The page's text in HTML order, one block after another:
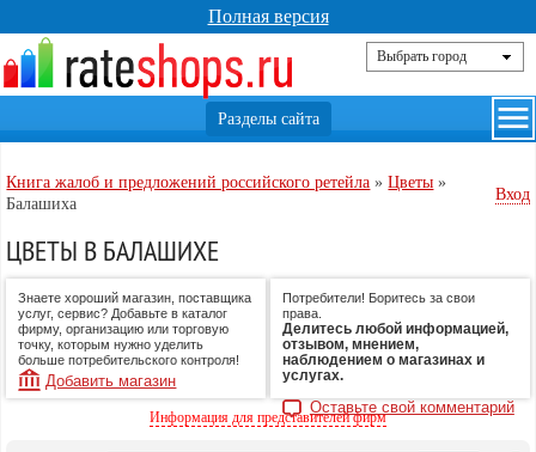
Полная версия
Книга жалоб и предложений российского ретейла »Цветы »
Балашиха
Вход
ЦВЕТЫ В БАЛАШИХЕ
Знаете хороший магазин, поставщика
услуг, сервис? Добавьте в каталог
фирму, организацию или торговую
точку, которым нужно уделить
больше потребительского контроля!
Добавить магазин
Потребители! Боритесь за свои
права.
Делитесь любой информацией,
отзывом, мнением,
наблюдением о магазинах и
услугах.
Оставьте свой комментарий
Информация для представителей фирм